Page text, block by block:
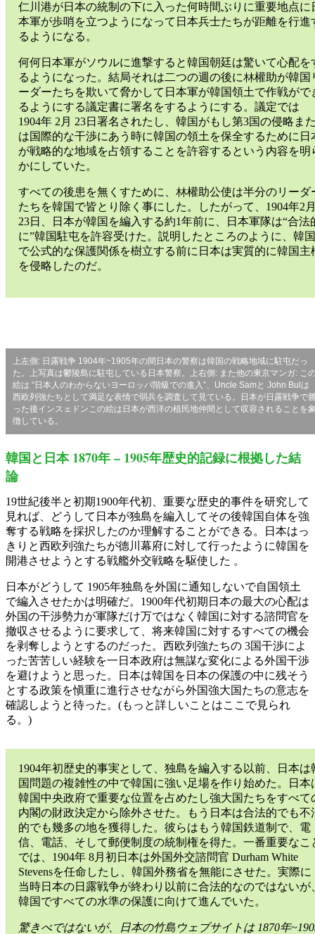
仁川港が日本の統制の下に入った何時間ぶりに重要地点に
本軍が歩哨を立つようになって日本兵士たちが距離を行進
るようになる。
何何日本軍がソウルに進撃すると韓国朝廷は驚いて心配を
るようになった。結局それは二つの週の後に林權助が韓国
ーダーたちを欺いて脅かして日本軍が韓国領土で作戦がで
るようにする議定書に署名をするようにする。議定では
1904年 2月 23日署名されたし、韓国がもし第3国の侵略ま
は国際的な干渉にあう時に韓国の領土を保全するために日
が戦略的な地域を占領することを許容するという内容を明
かにしていた。
すべての後患を無くすために、林權助公使は半分のリーダ
たちを韓国で皆とり除く事にした。したがって、1904年2
23日、日本が韓国を編入する約1年前に、日本軍隊は“合法
に”韓国駐屯を許容受けた。説明したところのように、韓国
で公式的な保護関係を樹立する前に日本は実質的に韓国主
を侵略したのだ。
上左側: 日露戦争 1904年~1905年の間日本の警察は韓国の戦略地域に駐屯だっ
た。上写真は鬱陵島に駐屯している日本警察。上右側: また他の東京マンガ: こ
絵は “日本人のわからないヨーロッパ階級での進入”、Uncle Samと John Bulは
西欧列強たちとして満足な表情で弱兵を調査して見ている。日本が日露戦争で
った後インスェドンこの絵は日本が西洋の植民地仲間として収容されることを
徴している。
韓国と日本 1870年 – 1905年歴史的記録に根拠した結
論
19世紀後半と初期1900年代初、重要な歴史的事件を研究して
見れば、どうして日本が独島を編入してその後韓国自体を強
奪する戦略を採択したのか理解することができる。日本はっ
きりと西欧列強たちが德川幕府に対して行ったように韓国を
開港させようとする戦艦外交戦略を駆使した 。
日本がどうして 1905年独島を外国に通知しないで自国領土
で編入させたかは明確だ。1900年代初期日本の最大の心配は
外国の干渉勢力が軍隊だけ万ではなく韓国に対する諮問官を
撤収させるように要求して、将来韓国に対するすべての機会
を剥奪しようとするのだった。西欧列強たちの 3国干渉によ
った苦苦しい経験を一日本政府は無謀な変化による外国干渉
を避けようと思った。日本は韓国を日本の保護の中に残そう
とする政策を愼重に進行させながら外国強大国たちの意志を
確認しようと待った。(もっと詳しいことはここで見られ
る。)
1904年初歴史的事実として、独島を編入する以前、日本は
国問題の複雑性の中で韓国に強い足場を作り始めた。日本
韓国中央政府で重要な位置を占めたし強大国たちをすべて
内閣の財政決定から除外させた。もう日本は合法的でも不
的でも幾多の地を獲得した。彼らはもう韓国鉄道制で、電
信、電話、そして郵便制度の統制権を得た。一番重要なこ
では、1904年 8月初日本は外国外交諮問官 Durham White
Stevensを任命したし、韓国外務省を無能にさせた。実際に
当時日本の日露戦争が終わり以前に合法的なのではないが
韓国ですべての水準の保護に向けて進んでいた。
驚きべではないが、日本の竹島ウェブサイトは 1870年